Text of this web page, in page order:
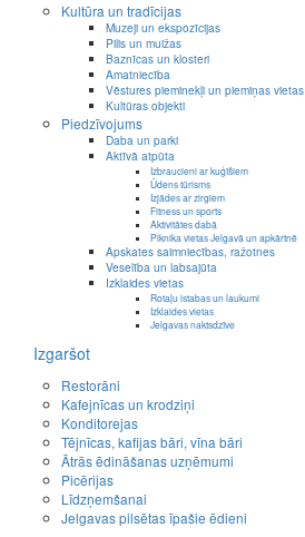
Kultūra un tradīcijas
Muzeji un ekspozīcijas
Pilis un muižas
Baznīcas un klosteri
Amatniecība
Vēstures pieminekļi un piemiņas vietas
Kultūras objekti
Piedzīvojums
Daba un parki
Aktīvā atpūta
Izbraucieni ar kuģīšiem
Ūdens tūrisms
Izjādes ar zirgiem
Fitness un sports
Aktivitātes dabā
Piknika vietas Jelgavā un apkārtnē
Apskates saimniecības, ražotnes
Veselība un labsajūta
Izklaides vietas
Rotaļu istabas un laukumi
Izklaides vietas
Jelgavas naktsdzīve
Izgaršot
Restorāni
Kafejnīcas un krodziņi
Konditorejas
Tējnīcas, kafijas bāri, vīna bāri
Ātrās ēdināšanas uzņēmumi
Picērijas
Līdzņemšanai
Jelgavas pilsētas īpašie ēdieni